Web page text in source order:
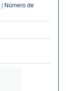
| Número de